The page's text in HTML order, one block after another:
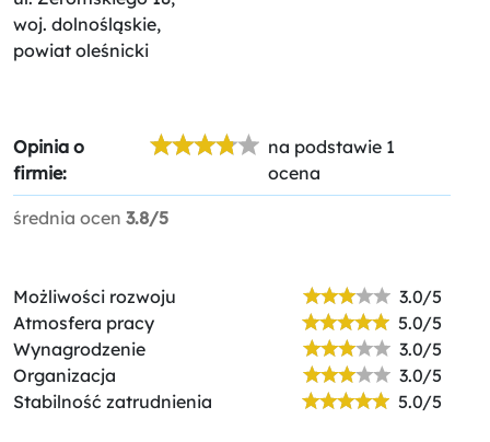
woj. dolnośląskie,
powiat oleśnicki
Opinia o
firmie:
na podstawie 1
ocena
średnia ocen 3.8/5
Możliwości rozwoju
3.0/5
Atmosfera pracy
5.0/5
Wynagrodzenie
3.0/5
Organizacja
3.0/5
Stabilność zatrudnienia
5.0/5